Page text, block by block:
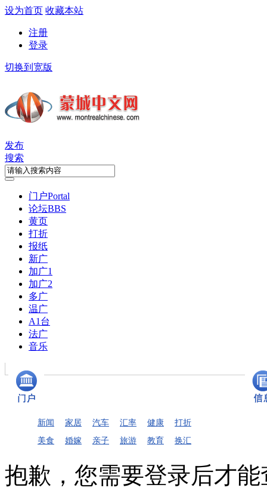
设为首页 收藏本站
注册
登录
切换到宽版
发布
搜索
门户Portal
论坛BBS
黄页
打折
报纸
新广
加广1
加广2
多广
温广
A1台
法广
音乐
新闻 家居 汽车 汇率 健康
打折
美食
婚嫁 亲子 旅游 教育 换汇
抱歉，您需要登录后才能